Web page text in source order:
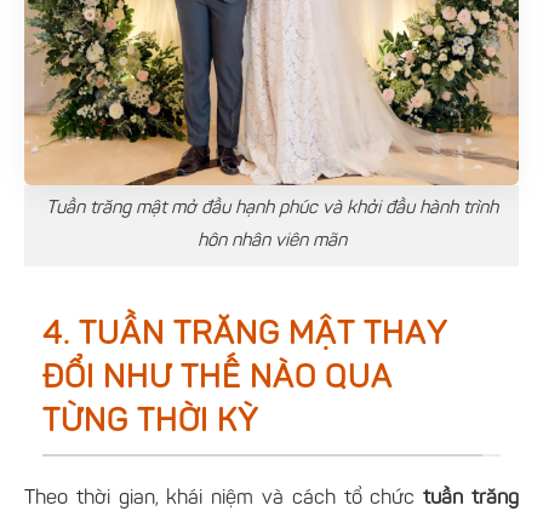
Tuần trăng mật mở đầu hạnh phúc và khởi đầu hành trình
hôn nhân viên mãn
4. TUẦN TRĂNG MẬT THAY
ĐỔI NHƯ THẾ NÀO QUA
TỪNG THỜI KỲ
Theo thời gian, khái niệm và cách tổ chứctuần trăng